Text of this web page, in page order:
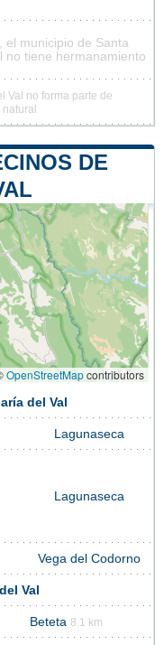
el municipio de Santa
no tiene hermanamiento
Val no forma parte de
DE
OpenStreetMapcontributors
del Val
Lagunaseca
Lagunaseca
Vega del Codorno
Val
Beteta 8.1 km